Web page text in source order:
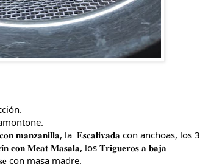
𝐦𝐚𝐧𝐳𝐚𝐧𝐢𝐥𝐥𝐚, la  𝐄𝐬𝐜𝐚𝐥𝐢𝐯𝐚𝐝𝐚 con anchoas, los 3
𝐜𝐨𝐧 𝐌𝐞𝐚𝐭 𝐌𝐚𝐬𝐚𝐥𝐚, los 𝐓𝐫𝐢𝐠𝐮𝐞𝐫𝐨𝐬 𝐚 𝐛𝐚𝐣𝐚
con masa madre.